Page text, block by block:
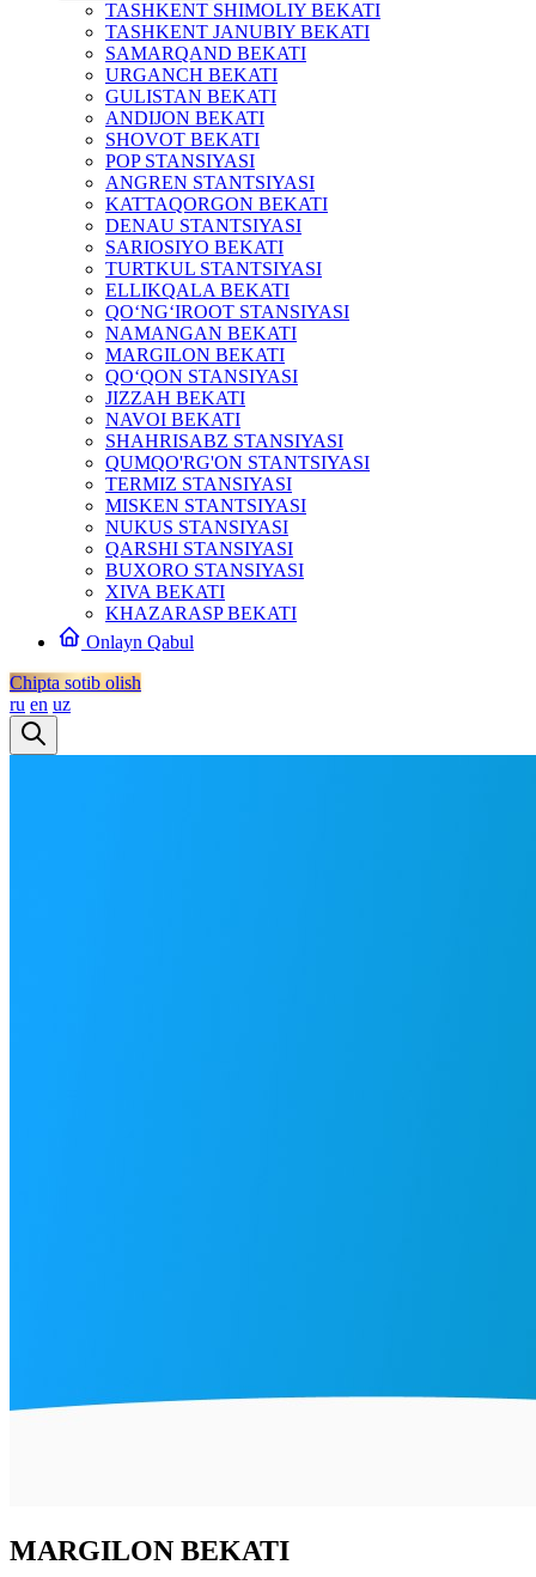
TASHKENT SHIMOLIY BEKATI
TASHKENT JANUBIY BEKATI
SAMARQAND BEKATI
URGANCH BEKATI
GULISTAN BEKATI
ANDIJON BEKATI
SHOVOT BEKATI
POP STANSIYASI
ANGREN STANTSIYASI
KATTAQORGON BEKATI
DENAU STANTSIYASI
SARIOSIYO BEKATI
TURTKUL STANTSIYASI
ELLIKQALA BEKATI
QO‘NG‘IROOT STANSIYASI
NAMANGAN BEKATI
MARGILON BEKATI
QO‘QON STANSIYASI
JIZZAH BEKATI
NAVOI BEKATI
SHAHRISABZ STANSIYASI
QUMQO'RG'ON STANTSIYASI
TERMIZ STANSIYASI
MISKEN STANTSIYASI
NUKUS STANSIYASI
QARSHI STANSIYASI
BUXORO STANSIYASI
XIVA BEKATI
KHAZARASP BEKATI
Onlayn Qabul
Chipta sotib olish
ru en uz
MARGILON BEKATI